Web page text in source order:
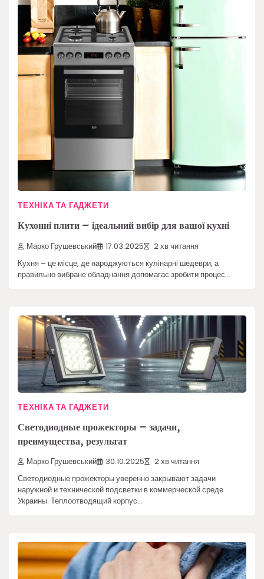
ТЕХНІКА ТА ГАДЖЕТИ
Кухонні плити – ідеальний вибір для вашої кухні
Марко Грушевський 17.03.2025 2 хв читання
Кухня – це місце, де народжуються кулінарні шедеври, а
правильно вибране обладнання допомагає зробити процес…
ТЕХНІКА ТА ГАДЖЕТИ
Светодиодные прожекторы – задачи,
преимущества, результат
Марко Грушевський 30.10.2025 2 хв читання
Светодиодные прожекторы уверенно закрывают задачи
наружной и технической подсветки в коммерческой среде
Украины. Теплоотводящий корпус…